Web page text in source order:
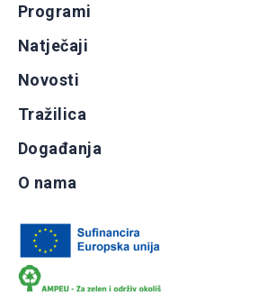
Programi
Natječaji
Novosti
Tražilica
Događanja
O nama